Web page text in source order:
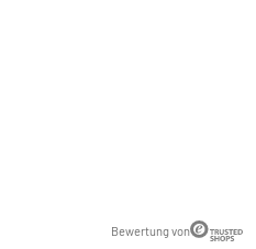
Bewertung von